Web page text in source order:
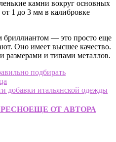
камни вокруг основных
1 до 3 мм в калибровке
бриллиантом — это просто еще
Оно имеет высшее качество.
размерами и типами металлов.
подбирать
добавки итальянской одежды
ЕЩЕ ОТ АВТОРА